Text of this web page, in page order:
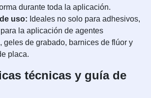
durante toda la aplicación.
uso: Ideales no solo para adhesivos,
la aplicación de agentes
geles de grabado, barnices de flúor y
placa.
técnicas y guía de